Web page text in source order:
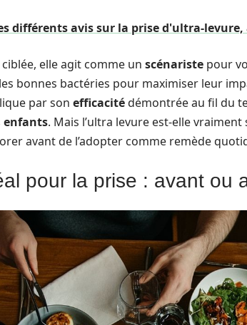
différents avis sur la prise d'ultra-
elle agit comme un scénariste pour
bonnes bactéries pour maximiser leur
par son efficacitédémontrée au fil du
enfants. Mais l’ultra levure est-elle
avant de l’adopter comme remède
pour la prise : avant ou